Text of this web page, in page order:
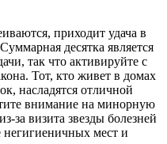
приходит удача в
десятка является
так что активируйте с
Тот, кто живет в домах
насладятся отличной
внимание на минорную
за визита звезды болезней
негигиеничных мест и